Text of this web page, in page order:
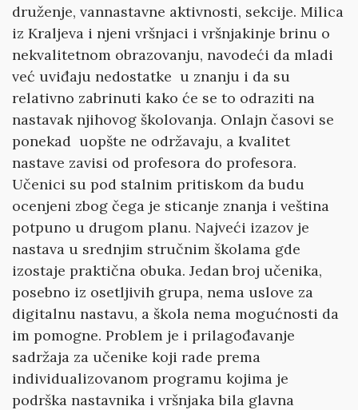
druženje, vannastavne aktivnosti, sekcije. Milica
iz Kraljeva i njeni vršnjaci i vršnjakinje brinu o
nekvalitetnom obrazovanju, navodeći da mladi
već uviđaju nedostatke u znanju i da su
relativno zabrinuti kako će se to odraziti na
nastavak njihovog školovanja. Onlajn časovi se
ponekad uopšte ne održavaju, a kvalitet
nastave zavisi od profesora do profesora.
Učenici su pod stalnim pritiskom da budu
ocenjeni zbog čega je sticanje znanja i veština
potpuno u drugom planu. Najveći izazov je
nastava u srednjim stručnim školama gde
izostaje praktična obuka. Jedan broj učenika,
posebno iz osetljivih grupa, nema uslove za
digitalnu nastavu, a škola nema mogućnosti da
im pomogne. Problem je i prilagođavanje
sadržaja za učenike koji rade prema
individualizovanom programu kojima je
podrška nastavnika i vršnjaka bila glavna